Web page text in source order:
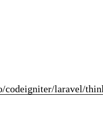
codeigniter/laravel/